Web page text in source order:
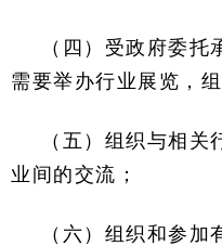
（四）受政府委
需要举办行业展览，
（五）组织与相
业间的交流；
（六）组织和参